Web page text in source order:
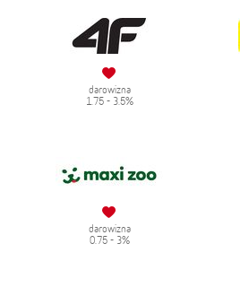
darowizna
1.75 - 3.5%
darowizna
0.75 - 3%